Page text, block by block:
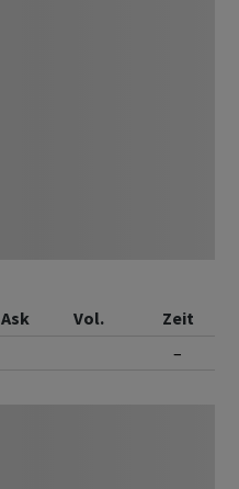
Ask Vol.
Zeit
–